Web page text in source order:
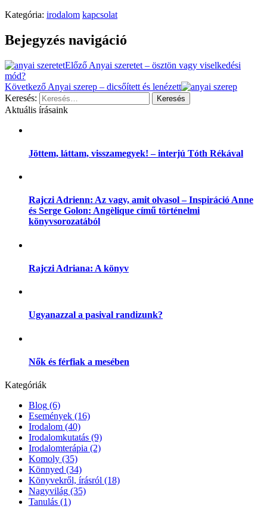
Kategória: irodalom kapcsolat
Bejegyzés navigáció
Előző Anyai szeretet – ösztön vagy viselkedési
mód?
Következő Anyai szerep – dicsőített és lenézett
Keresés:
Aktuális írásaink
Jöttem, láttam, visszamegyek! – interjú Tóth Rékával
Rajczi Adrienn: Az vagy, amit olvasol – Inspiráció Anne
és Serge Golon: Angèlique című történelmi
könyvsorozatából
Rajczi Adriana: A könyv
Ugyanazzal a pasival randizunk?
Nők és férfiak a mesében
Kategóriák
Blog (6)
Események (16)
Irodalom (40)
Irodalomkutatás (9)
Irodalomterápia (2)
Komoly (35)
Könnyed (34)
Könyvekről, írásról (18)
Nagyvilág (35)
Tanulás (1)